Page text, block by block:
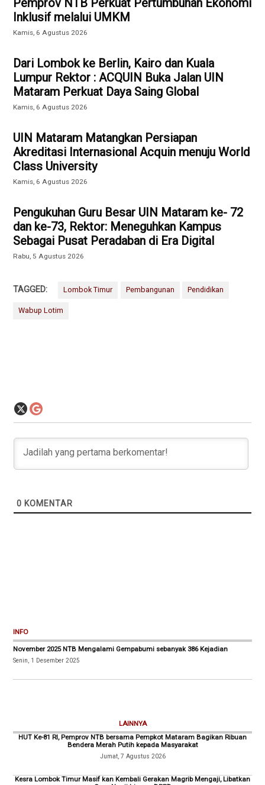
Pemprov NTB Perkuat Pertumbuhan Ekonomi
Inklusif melalui UMKM
Kamis, 6 Agustus 2026
Dari Lombok ke Berlin, Kairo dan Kuala
Lumpur Rektor : ACQUIN Buka Jalan UIN
Mataram Perkuat Daya Saing Global
Kamis, 6 Agustus 2026
UIN Mataram Matangkan Persiapan
Akreditasi Internasional Acquin menuju World
Class University
Kamis, 6 Agustus 2026
Pengukuhan Guru Besar UIN Mataram ke- 72
dan ke-73, Rektor: Meneguhkan Kampus
Sebagai Pusat Peradaban di Era Digital
Rabu, 5 Agustus 2026
TAGGED: Lombok Timur Pembangunan Pendidikan
Wabup Lotim
0 KOMENTAR
INFO
November 2025 NTB Mengalami Gempabumi sebanyak 386 Kejadian
Senin, 1 Desember 2025
LAINNYA
HUT Ke-81 RI, Pemprov NTB bersama Pempkot Mataram Bagikan Ribuan
Bendera Merah Putih kepada Masyarakat
Jumat, 7 Agustus 2026
Kesra Lombok Timur Masif kan Kembali Gerakan Magrib Mengaji, Libatkan